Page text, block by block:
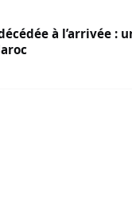
à l’arrivée :